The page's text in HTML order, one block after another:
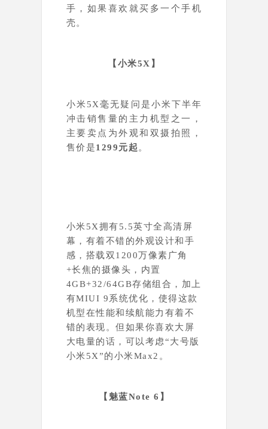
手，如果喜欢就买多一个手机
壳。
【 小米5X 】
小米5X毫无疑问是小米下半年
冲击销售量的主力机型之一，
主要卖点为外观和双摄拍照，
售价是1299元起 。
小米5X拥有5.5英寸全高清屏
幕，有着不错的外观设计和手
感， 搭载双1200万像素广角
+长焦的摄像头，内置
4GB+32/64GB存储组合，加上
有MIUI 9系统优化，使得这款
机型在性能和续航能力有着不
错的表现。但如果你喜欢大屏
大电量的话，可以考虑“大号版
小米5X”的小米Max2。
【魅蓝Note 6】